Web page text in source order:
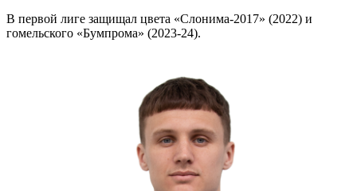
В первой лиге защищал цвета «Слонима-2017» (2022) и
гомельского «Бумпрома» (2023-24).